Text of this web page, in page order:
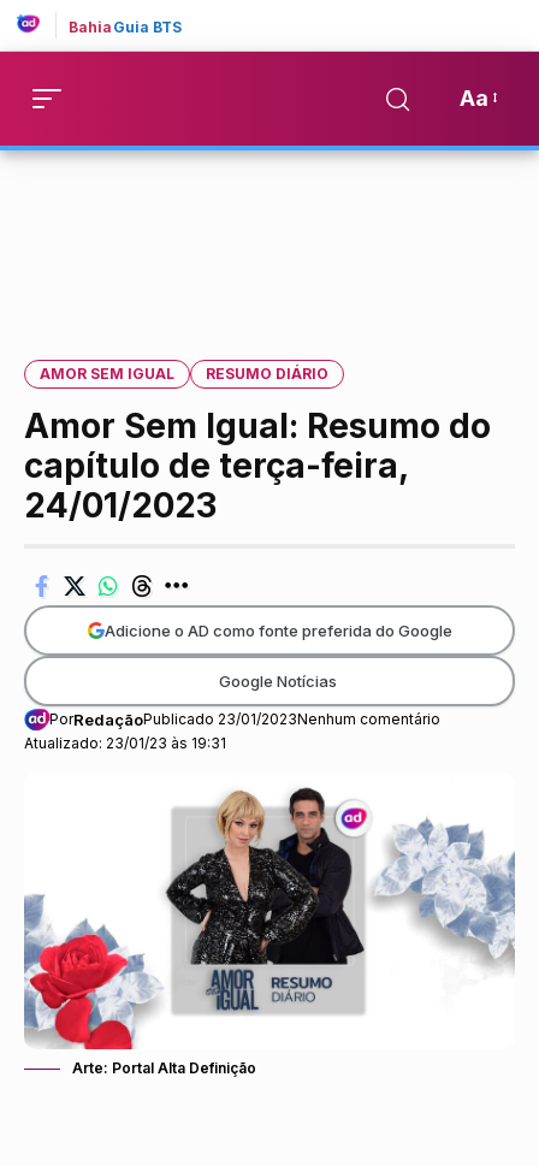
Bahia Guia BTS
Aa
AMOR SEM IGUAL RESUMO DIÁRIO
Amor Sem Igual: Resumo do
capítulo de terça-feira,
24/01/2023
Atualizado: 23/01/23 às 19:31
PorRedaçãoPublicado 23/01/2023Nenhum comentário
Adicione o AD como fonte preferida do Google
Google Notícias
Arte: Portal Alta Definição